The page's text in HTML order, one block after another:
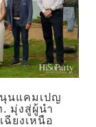
นุนแคมเปญ
. มุ่งสู่ผู้นำ
ยงเหนือ